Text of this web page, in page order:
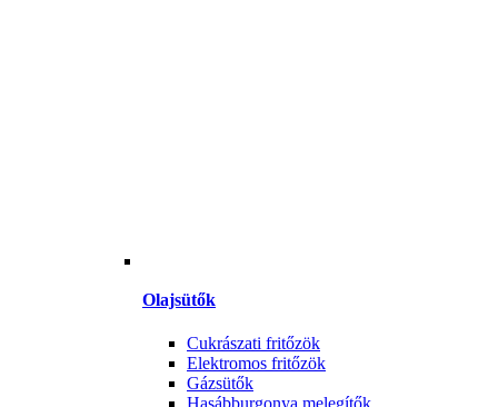
Olajsütők
Cukrászati fritőzök
Elektromos fritőzök
Gázsütők